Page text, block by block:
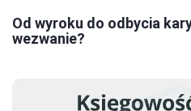
Od wyroku do odbycia
wezwanie?